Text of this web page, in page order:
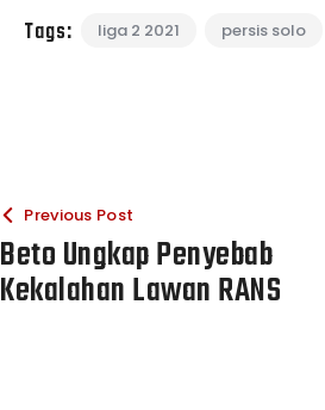
Tags: liga 2 2021 persis solo
Previous Post
Beto Ungkap Penyebab
Kekalahan Lawan RANS